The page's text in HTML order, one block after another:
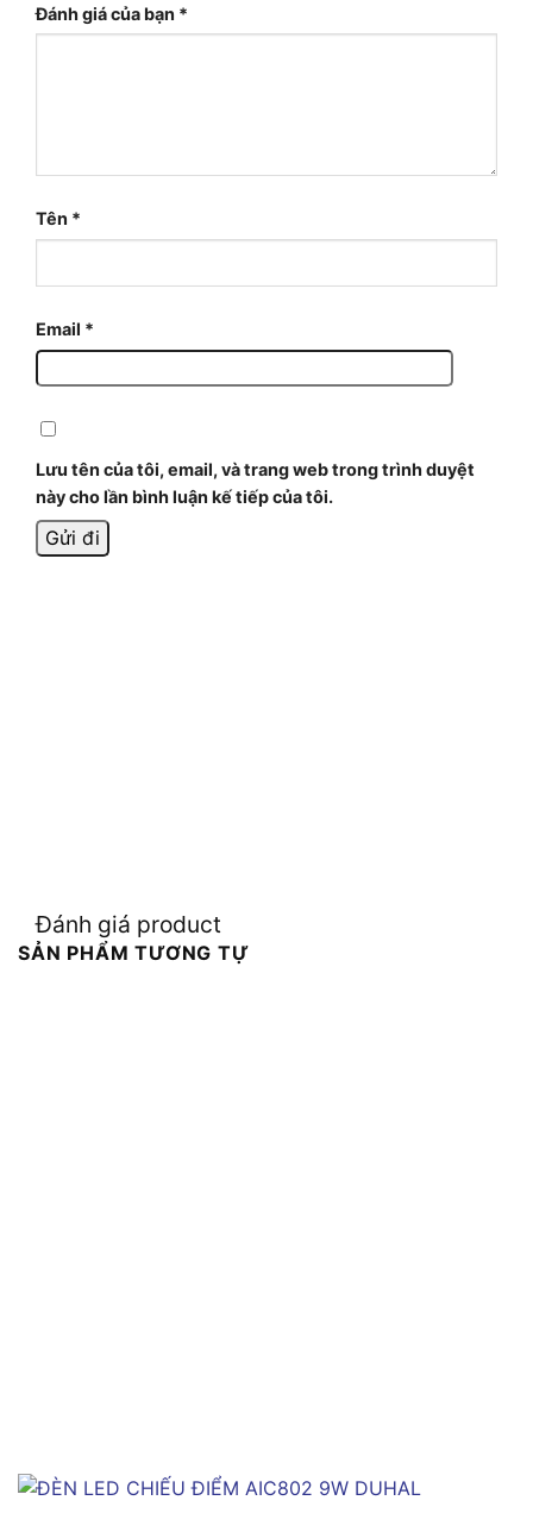
Đánh giá của bạn *
Tên *
Email *
Lưu tên của tôi, email, và trang web trong trình duyệt
này cho lần bình luận kế tiếp của tôi.
Đánh giá product
SẢN PHẨM TƯƠNG TỰ